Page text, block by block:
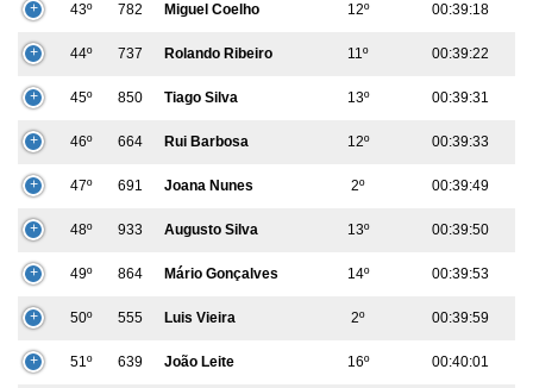
43º 782 Miguel Coelho 12º 00:39:18
44º 737 Rolando Ribeiro 11º 00:39:22
45º 850 Tiago Silva 13º 00:39:31
46º 664 Rui Barbosa 12º 00:39:33
47º 691 Joana Nunes 2º 00:39:49
48º 933 Augusto Silva 13º 00:39:50
49º 864 Mário Gonçalves 14º 00:39:53
50º 555 Luis Vieira 2º 00:39:59
51º 639 João Leite 16º 00:40:01